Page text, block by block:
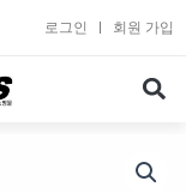
로그인 회원 가입